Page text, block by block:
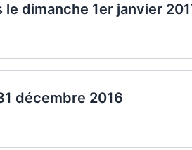
dimanche 1er janvier
décembre 2016